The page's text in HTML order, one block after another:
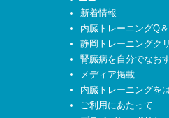
新着情報
内臓トレーニングQ
静岡トレーニングク
腎臓病を自分でなお
メディア掲載
内臓トレーニングを
ご利用にあたって